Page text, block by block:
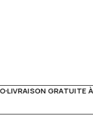
DE 150€LIVE